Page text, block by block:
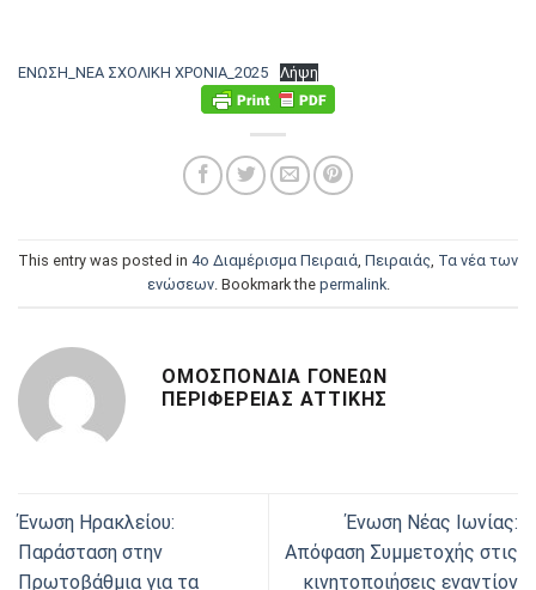
ΕΝΩΣΗ_ΝΕΑ ΣΧΟΛΙΚΗ ΧΡΟΝΙΑ_2025 Λήψη
This entry was posted in 4ο Διαμέρισμα Πειραιά Πειραιάς Τα νέα των
ενώσεων. Bookmark the permalink.
ΟΜΟΣΠΟΝΔΊΑ ΓΟΝΈΩΝ
ΠΕΡΙΦΈΡΕΙΑΣ ΑΤΤΙΚΉΣ
Ένωση Ηρακλείου:
Παράσταση στην
Πρωτοβάθμια για τα
Ένωση Νέας Ιωνίας:
Απόφαση Συμμετοχής στις
κινητοποιήσεις εναντίον